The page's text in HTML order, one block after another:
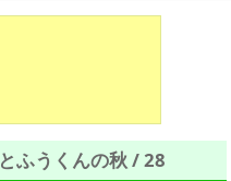
ふうくんの秋 / 28